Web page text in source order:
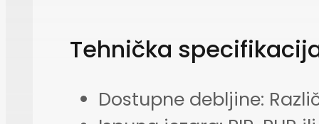
Tehnička
Dostupne debljine: